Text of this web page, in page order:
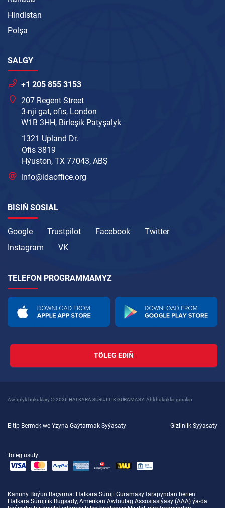
Hindistan
Polşa
SALGY
+1 205 855 3153
207 Regent Street
3-nji gat, ofis, London
W1B 3HH, Birleşik Patyşalyk
1321 Upland Dr.
Ofis 3819
Hýuston, TX 77043, ABŞ
info@idaoffice.org
BISIŇ SOSIAL
Google Trustpilot Facebook
Twitter
Instagram
VK
TELEFON PROGRAMMAMYZ
TÖLEG EDIŇ
Awtorlyk hukuklary © 2026 HALKARA SÜRÜJILIK GURAMASY. Ähli hukuklar goralan
Eltip Bermek we Yzyna Gaýtarmak Syýasaty Gizlinlik Syýasaty
Töleg usuly:
Kanuny Boýun Baçyrma: Halkara Sürüji Guramasy tarapyndan berlen
Halkara Sürüjilik Rugsady, Amerikan Awtoulag Assosiasiýasy (AAA) ýa-da